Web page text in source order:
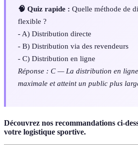
🧠 Quiz rapide : Quelle méthode de
flexible ?
- A) Distribution directe
- B) Distribution via des revendeurs
- C) Distribution en ligne
Réponse : C — La distribution en
maximale et atteint un public plus
Découvrez nos recommandations ci-
votre logistique sportive.